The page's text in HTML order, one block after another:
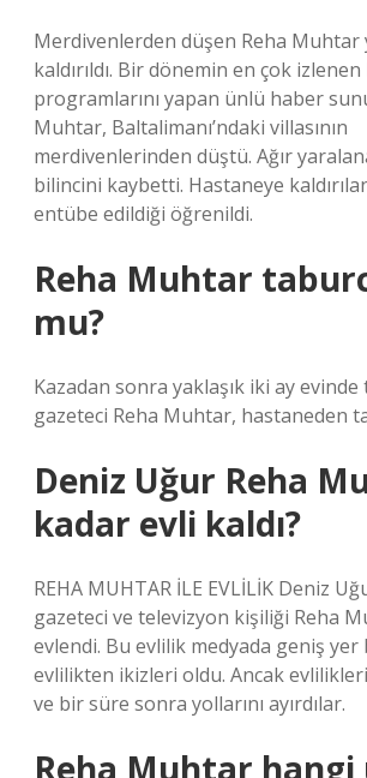
Merdivenlerden düşen Reha Muhtar
kaldırıldı. Bir dönemin en çok
programlarını yapan ünlü haber
Muhtar, Baltalimanı’ndaki villasının
merdivenlerinden düştü. Ağır
bilincini kaybetti. Hastaneye
entübe edildiği öğrenildi.
Reha Muhtar
mu?
Kazadan sonra yaklaşık iki ay
gazeteci Reha Muhtar, hastaneden
Deniz Uğur Reha
kadar evli kaldı?
REHA MUHTAR İLE EVLİLİK Deniz
gazeteci ve televizyon kişiliği Reha
evlendi. Bu evlilik medyada geniş
evlilikten ikizleri oldu. Ancak
ve bir süre sonra yollarını ayırdılar.
Reha Muhtar